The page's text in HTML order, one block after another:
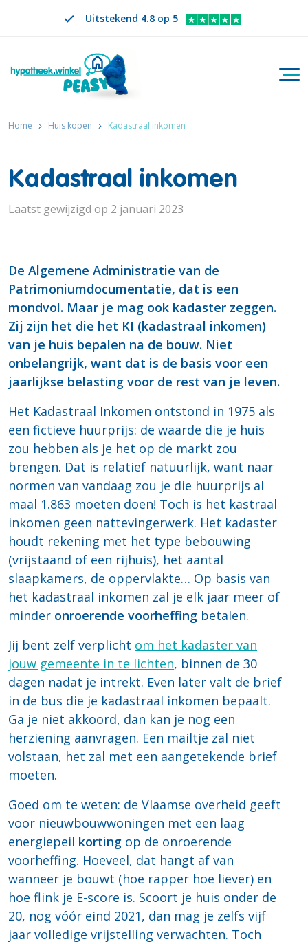
Uitstekend 4.8 op 5
Zoeken
VERANDER TAAL. GESELECTEERDE TAAL IS
NL
Home Huis kopen Kadastraal inkomen
Kadastraal inkomen
Laatst gewijzigd op 2 januari 2023
De Algemene Administratie van de
Patrimoniumdocumentatie, dat is een
mondvol. Maar je mag ook kadaster zeggen.
Zij zijn het die het KI (kadastraal inkomen)
van je huis bepalen na de bouw. Niet
onbelangrijk, want dat is de basis voor een
jaarlijkse belasting voor de rest van je leven.
Het Kadastraal Inkomen ontstond in 1975 als
een fictieve huurprijs: de waarde die je huis
zou hebben als je het op de markt zou
brengen. Dat is relatief natuurlijk, want naar
normen van vandaag zou je die huurprijs al
maal 1.863 moeten doen! Toch is het kastraal
inkomen geen nattevingerwerk. Het kadaster
houdt rekening met het type bebouwing
(vrijstaand of een rijhuis), het aantal
slaapkamers, de oppervlakte… Op basis van
het kadastraal inkomen zal je elk jaar meer of
minder onroerende voorheffing betalen.
Jij bent zelf verplicht om het kadaster van
jouw gemeente in te lichten, binnen de 30
dagen nadat je intrekt. Even later valt de brief
in de bus die je kadastraal inkomen bepaalt.
Ga je niet akkoord, dan kan je nog een
herziening aanvragen. Een mailtje zal niet
volstaan, het zal met een aangetekende brief
moeten.
Goed om te weten: de Vlaamse overheid geeft
voor nieuwbouwwoningen met een laag
energiepeil korting op de onroerende
voorheffing. Hoeveel, dat hangt af van
wanneer je bouwt (hoe rapper hoe liever) en
hoe flink je E-score is. Scoort je huis onder de
20, nog vóór eind 2021, dan mag je zelfs vijf
jaar volledige vrijstelling verwachten. Toch